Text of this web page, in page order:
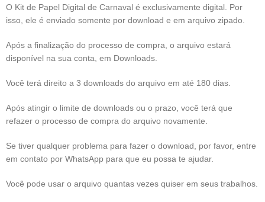
O Kit de Papel Digital de Carnaval é exclusivamente digital. Por
isso, ele é enviado somente por download e em arquivo zipado.
Após a finalização do processo de compra, o arquivo estará
disponível na sua conta, em Downloads.
Você terá direito a 3 downloads do arquivo em até 180 dias.
Após atingir o limite de downloads ou o prazo, você terá que
refazer o processo de compra do arquivo novamente.
Se tiver qualquer problema para fazer o download, por favor, entre
em contato por WhatsApp para que eu possa te ajudar.
Você pode usar o arquivo quantas vezes quiser em seus trabalhos.